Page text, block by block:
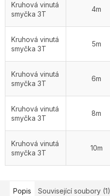
Kruhová vinutá
smyčka 3T
4m
Kruhová vinutá
smyčka 3T
5m
Kruhová vinutá
smyčka 3T
6m
Kruhová vinutá
smyčka 3T
8m
Kruhová vinutá
smyčka 3T
10m
Popis Související soubory (1)